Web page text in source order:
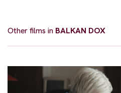
Other films in BALKAN DOX